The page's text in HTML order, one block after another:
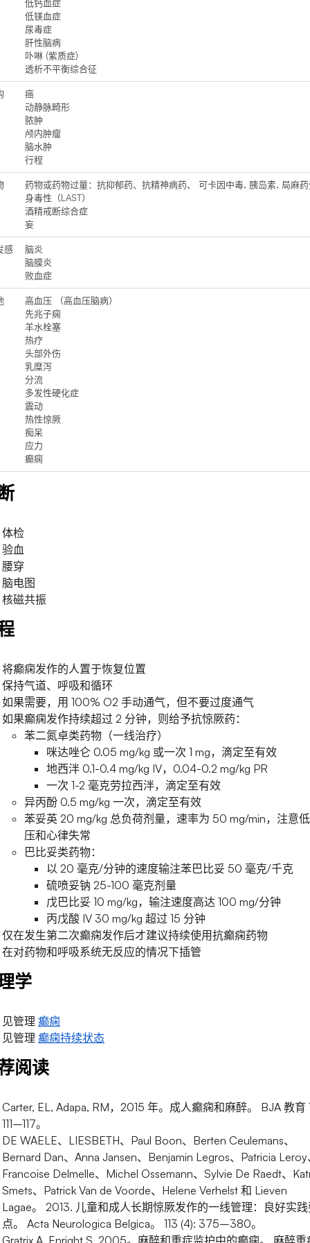
低钙血症
低镁血症
尿毒症
肝性脑病
卟啉 (紫质症)
透析不平衡综合征
癌
动静脉畸形
脓肿
颅内肿瘤
脑水肿
行程
药物或药物过量：抗抑郁药、抗精神病药、 可卡因中毒, 胰岛素, 局麻
身毒性（LAST）
酒精戒断综合症
妄
感
脑炎
脑膜炎
败血症
高血压 （高血压脑病）
先兆子痫
羊水栓塞
热疗
头部外伤
乳糜泻
分流
多发性硬化症
震动
热性惊厥
痴呆
应力
癫痫
体检
验血
腰穿
脑电图
核磁共振
将癫痫发作的人置于恢复位置
保持气道、呼吸和循环
如果需要，用 100% O2 手动通气，但不要过度通气
如果癫痫发作持续超过 2 分钟，则给予抗惊厥药：
苯二氮卓类药物（一线治疗）
咪达唑仑 0.05 mg/kg 或一次 1 mg，滴定至有效
地西泮 0.1-0.4 mg/kg IV，0.04-0.2 mg/kg PR
一次 1-2 毫克劳拉西泮，滴定至有效
异丙酚 0.5 mg/kg 一次，滴定至有效
苯妥英 20 mg/kg 总负荷剂量，速率为 50 mg/min，注意
压和心律失常
巴比妥类药物：
以 20 毫克/分钟的速度输注苯巴比妥 50 毫克/千克
硫喷妥钠 25-100 毫克剂量
戊巴比妥 10 mg/kg，输注速度高达 100 mg/分钟
丙戊酸 IV 30 mg/kg 超过 15 分钟
仅在发生第二次癫痫发作后才建议持续使用抗癫痫药物
在对药物和呼吸系统无反应的情况下插管
学
见管理 癫痫
见管理 癫痫持续状态
阅读
Carter, EL, Adapa, RM，2015 年。成人癫痫和麻醉。 BJA 教育
111–117。
DE WAELE、LIESBETH、Paul Boon、Berten Ceulemans、
Bernard Dan、Anna Jansen、Benjamin Legros、Patricia Leroy
Francoise Delmelle、Michel Ossemann、Sylvie De Raedt、
Smets、Patrick Van de Voorde、Helene Verhelst 和 Lieven
Lagae。 2013. 儿童和成人长期惊厥发作的一线管理：良好实
点。 Acta Neurologica Belgica。 113 (4): 375–380。
Gratrix A, Enright S. 2005。麻醉和重症监护中的癫痫。 麻醉重